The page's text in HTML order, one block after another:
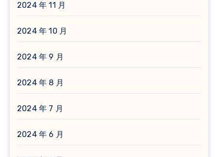
2024 年 11 月
2024 年 10 月
2024 年 9 月
2024 年 8 月
2024 年 7 月
2024 年 6 月